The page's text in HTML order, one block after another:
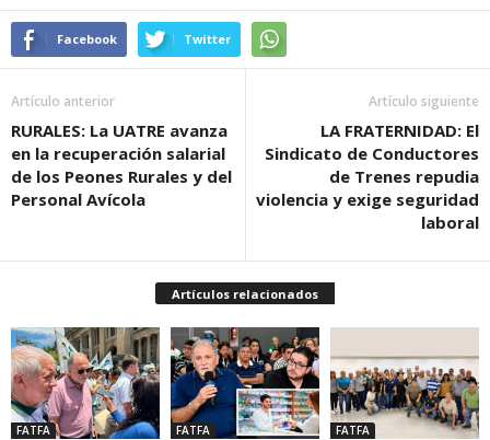
Facebook Twitter
Artículo anterior
RURALES: La UATRE avanza
en la recuperación salarial
de los Peones Rurales y del
Personal Avícola
Artículo siguiente
LA FRATERNIDAD: El
Sindicato de Conductores
de Trenes repudia
violencia y exige seguridad
laboral
Artículos relacionados
FATFA FATFA FATFA